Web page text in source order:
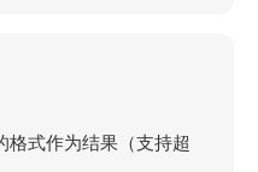
式作为结果（支持超